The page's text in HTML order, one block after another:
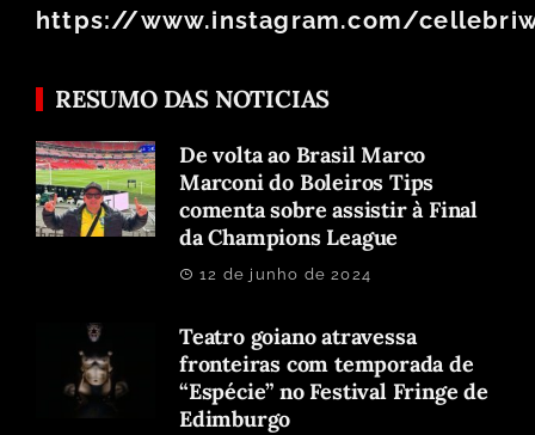
https://www.instagram.com/
RESUMO DAS NOTICIAS
De volta ao Brasil Marco
Marconi do Boleiros Tips
comenta sobre assistir à Final
da Champions League
12 de junho de 2024
Teatro goiano atravessa
fronteiras com temporada de
“Espécie” no Festival Fringe de
Edimburgo